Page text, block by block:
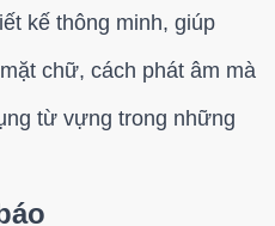
kế thông minh, giúp
chữ, cách phát âm mà
từ vựng trong những